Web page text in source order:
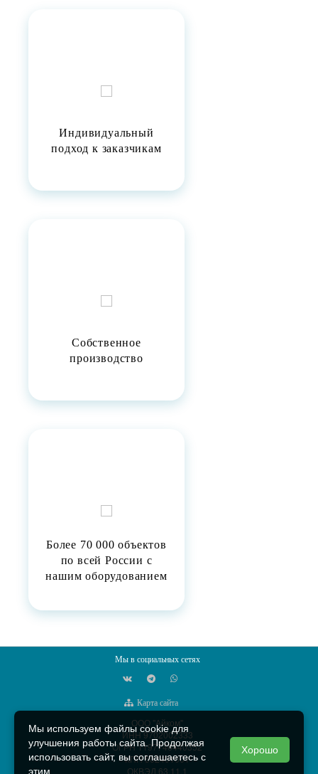
Индивидуальный
подход к заказчикам
Собственное
производство
Более 70 000 объектов
по всей России с
нашим оборудованием
Мы в социальных сетях
Карта сайта
ООО "Айком"
ИНН 9702002333
ОГРН 1197746440352
КПП 502401001
ОКВЭД 63.11.1
Мы используем файлы cookie для
улучшения работы сайта. Продолжая
использовать сайт, вы соглашаетесь с
этим.
Хорошо